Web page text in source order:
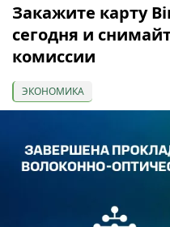
Закажите карту
сегодня и
комиссии
ЭКОНОМИКА